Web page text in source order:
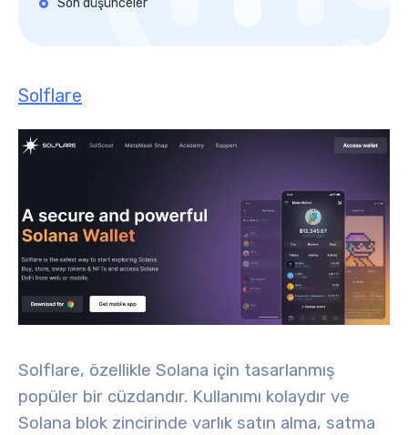
Son düşünceler
Solflare
Solflare, özellikle Solana için tasarlanmış
popüler bir cüzdandır. Kullanımı kolaydır ve
Solana blok zincirinde varlık satın alma, satma